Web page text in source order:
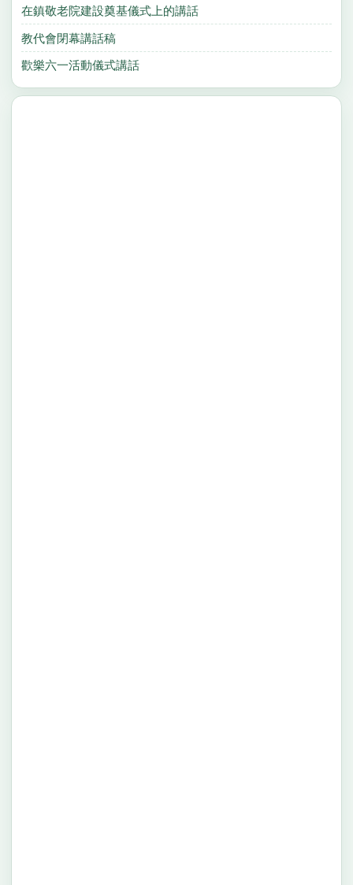
在鎮敬老院建設奠基儀式上的講話
教代會閉幕講話稿
歡樂六一活動儀式講話